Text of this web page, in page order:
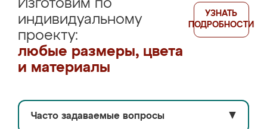
Изготовим по
индивидуальному
проекту:
любые размеры, цвета
и материалы
УЗНАТЬ
ПОДРОБНОСТИ
Часто задаваемые вопросы ▼